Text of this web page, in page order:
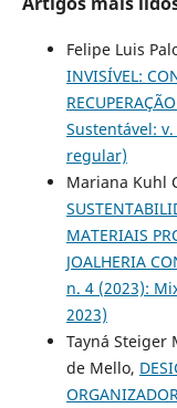
Felipe Luis
INVISÍVEL:
Sustentável:
regular)
Mariana Kuhl
MATERIAIS
JOALHERIA
n. 4 (2023):
2023)
Tayná Steiger
de Mello,